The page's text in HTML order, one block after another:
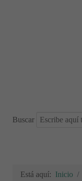
Buscar
Está aquí: Inicio